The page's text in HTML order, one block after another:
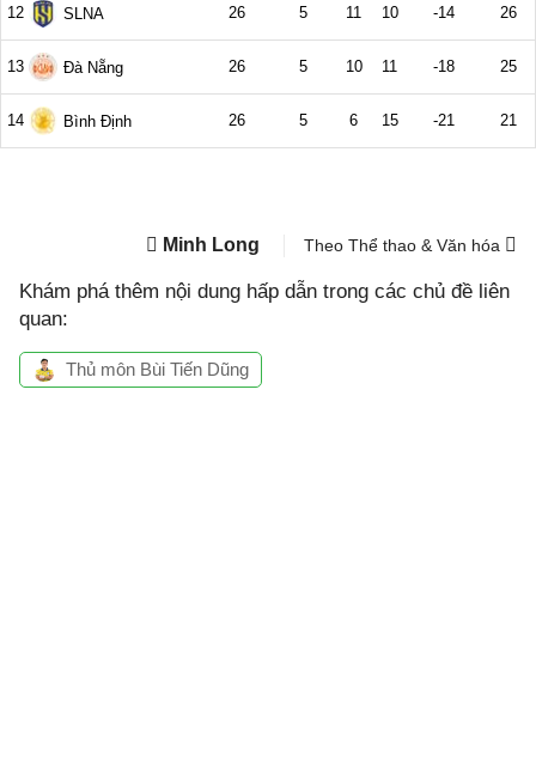
Minh Long Theo Thể thao & Văn hóa
Khám phá thêm nội dung hấp dẫn trong các chủ đề liên
quan:
Thủ môn Bùi Tiến Dũng